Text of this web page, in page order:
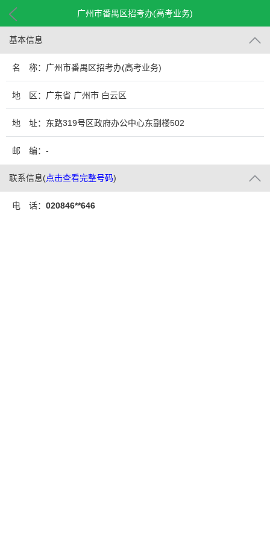
广州市番禺区招考办(高考业务)
基本信息
名 称：广州市番禺区招考办(高考业务)
地 区：广东省 广州市 白云区
地 址：东路319号区政府办公中心东副楼502
邮 编：-
联系信息(点击查看完整号码)
电 话： 020846**646